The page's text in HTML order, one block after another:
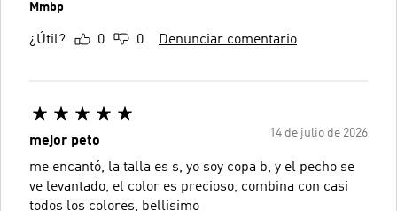
Mmbp
¿Útil? 0 0 Denunciar comentario
14 de julio de 2026
mejor peto
me encantó, la talla es s, yo soy copa b, y el pecho se
ve levantado, el color es precioso, combina con casi
todos los colores, bellisimo